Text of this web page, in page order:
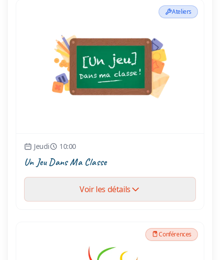
Ateliers
Jeudi 10:00
Un Jeu Dans Ma Classe
Voir les détails
Conférences